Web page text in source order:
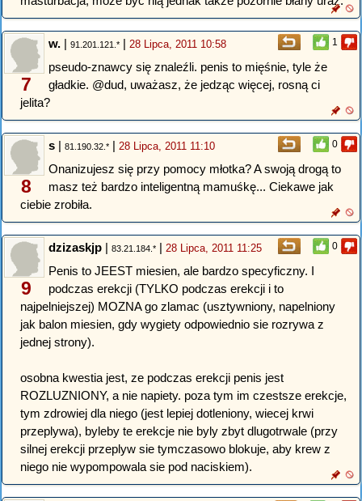
1
7
w. | 91.201.121.* | 28 Lipca, 2011 10:58
pseudo-znawcy się znaleźli. penis to mięśnie, tyle że
gładkie. @dud, uważasz, że jedząc więcej, rosną ci
jelita?
0
8
s | 81.190.32.* | 28 Lipca, 2011 11:10
Onanizujesz się przy pomocy młotka? A swoją drogą to
masz też bardzo inteligentną mamuśkę... Ciekawe jak
ciebie zrobiła.
0
9
dzizaskjp | 83.21.184.* | 28 Lipca, 2011 11:25
Penis to JEEST miesien, ale bardzo specyficzny. I
podczas erekcji (TYLKO podczas erekcji i to
najpelniejszej) MOZNA go zlamac (usztywniony, napelniony
jak balon miesien, gdy wygiety odpowiednio sie rozrywa z
jednej strony).
osobna kwestia jest, ze podczas erekcji penis jest
ROZLUZNIONY, a nie napiety. poza tym im czestsze erekcje,
tym zdrowiej dla niego (jest lepiej dotleniony, wiecej krwi
przeplywa), byleby te erekcje nie byly zbyt dlugotrwale (przy
silnej erekcji przeplyw sie tymczasowo blokuje, aby krew z
niego nie wypompowala sie pod naciskiem).